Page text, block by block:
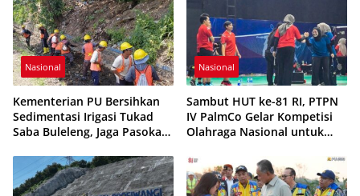
Nasional
Kementerian PU Bersihkan
Sedimentasi Irigasi Tukad
Saba Buleleng, Jaga Pasokan
Nasional
Sambut HUT ke-81 RI, PTPN
IV PalmCo Gelar Kompetisi
Olahraga Nasional untuk